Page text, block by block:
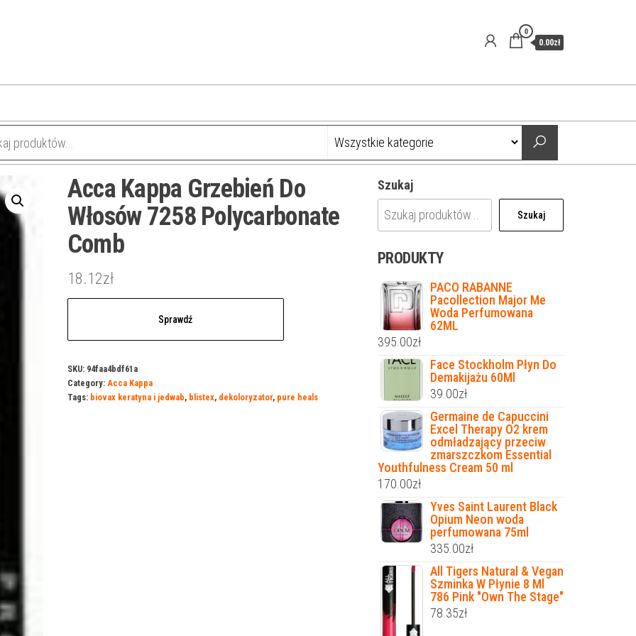
0
0.00zł
Acca Kappa Grzebień Do
Włosów 7258 Polycarbonate
Comb
18.12zł
Sprawdź
SKU: 94faa4bdf61a
Category: Acca Kappa
Tags: biovax keratyna i jedwab, blistex, dekoloryzator, pure heals
Szukaj
Szukaj
PRODUKTY
PACO RABANNE
Pacollection Major Me
Woda Perfumowana
62ML
395.00zł
Face Stockholm Płyn Do
Demakijażu 60Ml
39.00zł
Germaine de Capuccini
Excel Therapy O2 krem
odmładzający przeciw
zmarszczkom Essential
Youthfulness Cream 50 ml
170.00zł
Yves Saint Laurent Black
Opium Neon woda
perfumowana 75ml
335.00zł
All Tigers Natural & Vegan
Szminka W Płynie 8 Ml
786 Pink "Own The Stage"
78.35zł